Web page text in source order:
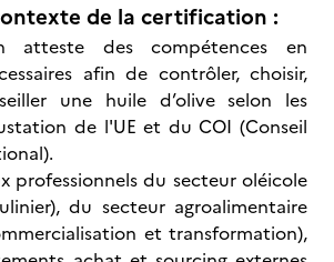
de la certification :
atteste des compétences en
afin de contrôler, choisir,
une huile d’olive selon les
de l'UE et du COI (Conseil
professionnels du secteur oléicole
du secteur agroalimentaire
et transformation),